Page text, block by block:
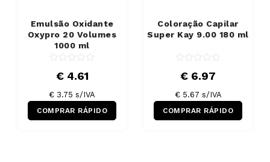
Emulsão Oxidante
Oxypro 20 Volumes
1000 ml
€ 4.61
€ 3.75 s/IVA
COMPRAR RÁPIDO
Coloração Capilar
Super Kay 9.00 180 ml
€ 6.97
€ 5.67 s/IVA
COMPRAR RÁPIDO